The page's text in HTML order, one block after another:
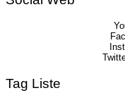
Tag Liste